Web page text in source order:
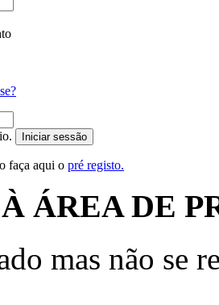
Iniciar sessão
faça aqui o pré registo.
ÁREA DE
mas não se